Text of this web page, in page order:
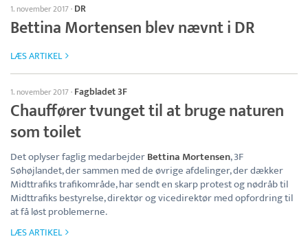
1. november 2017· DR
Bettina Mortensen blev nævnt i DR
LÆS ARTIKEL
1. november 2017· Fagbladet 3F
Chauffører tvunget til at bruge naturen
som toilet
Det oplyser faglig medarbejderBettina Mortensen, 3F
Søhøjlandet, der sammen med de øvrige afdelinger, der dækker
Midttrafiks trafikområde, har sendt en skarp protest og nødråb til
Midttrafiks bestyrelse, direktør og vicedirektør med opfordring til
at få løst problemerne.
LÆS ARTIKEL